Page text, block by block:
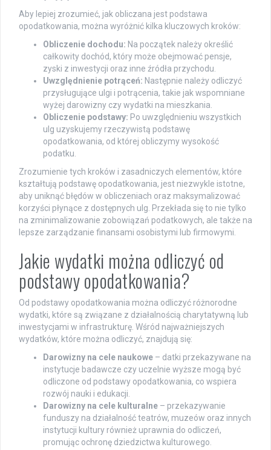
Aby lepiej zrozumieć, jak obliczana jest podstawa
opodatkowania, można wyróżnić kilka kluczowych kroków:
Obliczenie dochodu: Na początek należy określić
całkowity dochód, który może obejmować pensje,
zyski z inwestycji oraz inne źródła przychodu.
Uwzględnienie potrąceń: Następnie należy odliczyć
przysługujące ulgi i potrącenia, takie jak wspomniane
wyżej darowizny czy wydatki na mieszkania.
Obliczenie podstawy: Po uwzględnieniu wszystkich
ulg uzyskujemy rzeczywistą podstawę
opodatkowania, od której obliczymy wysokość
podatku.
Zrozumienie tych kroków i zasadniczych elementów, które
kształtują podstawę opodatkowania, jest niezwykle istotne,
aby uniknąć błędów w obliczeniach oraz maksymalizować
korzyści płynące z dostępnych ulg. Przekłada się to nie tylko
na zminimalizowanie zobowiązań podatkowych, ale także na
lepsze zarządzanie finansami osobistymi lub firmowymi.
Jakie wydatki można odliczyć od
podstawy opodatkowania?
Od podstawy opodatkowania można odliczyć różnorodne
wydatki, które są związane z działalnością charytatywną lub
inwestycjami w infrastrukturę. Wśród najważniejszych
wydatków, które można odliczyć, znajdują się:
Darowizny na cele naukowe – datki przekazywane na
instytucje badawcze czy uczelnie wyższe mogą być
odliczone od podstawy opodatkowania, co wspiera
rozwój nauki i edukacji.
Darowizny na cele kulturalne – przekazywanie
funduszy na działalność teatrów, muzeów oraz innych
instytucji kultury również uprawnia do odliczeń,
promując ochronę dziedzictwa kulturowego.